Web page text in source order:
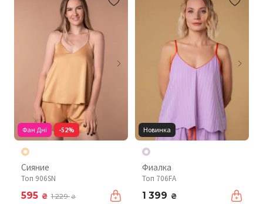
Фан Дні -52%
Сияние
Топ 906SN
595 ₴ 1 229₴
Новинка
Фиалка
Топ 706FA
1 399 ₴